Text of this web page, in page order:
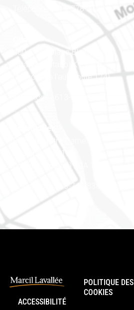
Téléphone : 819-778-2428
400-1420, place Blair Towers
Ottawa (Ontario) K1J 9L8
(Adjacent à l’autoroute 174)
Téléphone : 613-745-8387
Est ontarien
888, rue Notre-Dame
Case postale 101
Embrun (Ontario) K0A 1W1
Téléphone : 613-745-8387
ACCESSIBILITÉ
POLITIQUE DES
COOKIES